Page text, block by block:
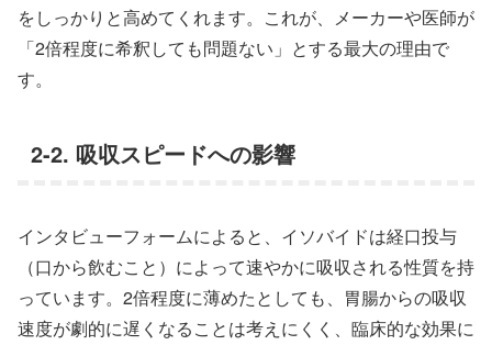
をしっかりと高めてくれます。これが、メーカーや医師が
「2倍程度に希釈しても問題ない」とする最大の理由で
す。
2-2. 吸収スピードへの影響
インタビューフォームによると、イソバイドは経口投与
（口から飲むこと）によって速やかに吸収される性質を持
っています。2倍程度に薄めたとしても、胃腸からの吸収
速度が劇的に遅くなることは考えにくく、臨床的な効果に